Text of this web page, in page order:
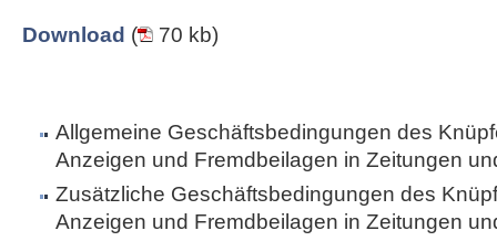
Download ( 70 kb)
Allgemeine Geschäftsbedingungen des
Anzeigen und Fremdbeilagen in Zeitungen
Zusätzliche Geschäftsbedingungen des
Anzeigen und Fremdbeilagen in Zeitungen